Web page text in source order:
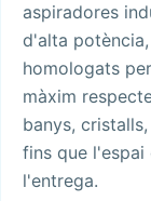
aspiradores
d'alta
homologats
màxim
banys,
fins que
l'entrega.